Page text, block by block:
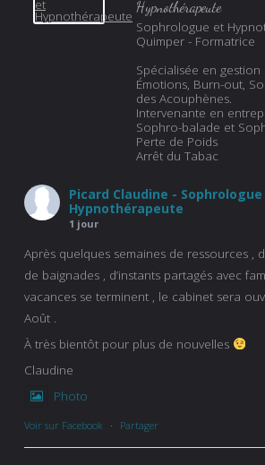
Hypnothérapeute
Sophrologue et
Quimper - Formatrice
Spécialisée en gestion
Émotions, Burn-out,
des Acouphènes.
Intervenante en
Sophro-balade et
Perte de Poids
Arrêt du Tabac
Picard Claudine -
Hypnothérapeute
1 jour
Après quelques semaines de ressources ,
de baignades , d’instants partagés avec
vacances se terminent , le cabinet sera
Août .
À très bientôt pour plus de nouvelles
Claudine
Photo
Voir sur Facebook · Partager